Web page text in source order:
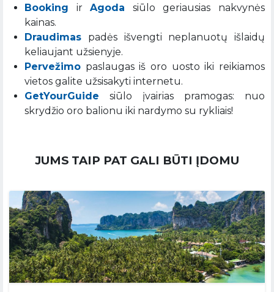
Booking irAgoda siūlo geriausias nakvynės
kainas.
Draudimas padės išvengti neplanuotų išlaidų
keliaujant užsienyje.
Pervežimo paslaugas iš oro uosto iki reikiamos
vietos galite užsisakyti internetu.
GetYourGuide siūlo įvairias pramogas: nuo
skrydžio oro balionu iki nardymo su rykliais!
JUMS TAIP PAT GALI BŪTI ĮDOMU